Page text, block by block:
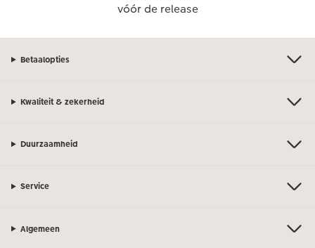
vóór de release
Betaalopties
Kwaliteit & zekerheid
Duurzaamheid
Service
Algemeen